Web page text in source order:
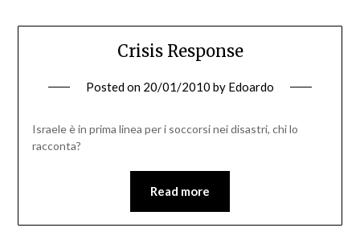
Crisis Response
Posted on 20/01/2010 by Edoardo
Israele è in prima linea per i soccorsi nei disastri, chi lo
racconta?
Read more